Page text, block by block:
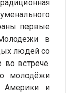
первые
в
людей со
во встрече.
молодёжи
Америки и